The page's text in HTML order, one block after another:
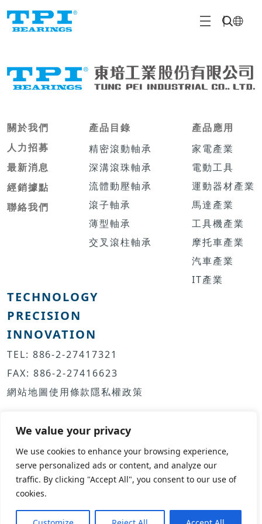
We value your privacy
We use cookies to enhance your browsing experience,
serve personalized ads or content, and analyze our
traffic. By clicking "Accept All", you consent to our use of
cookies.
關於我們
人力招募
最新消息
經銷據點
聯絡我們
產品目錄
精密滾動軸承
深溝滾珠軸承
流體動壓軸承
滾子軸承
薄型軸承
交叉滾柱軸承
產品應用
家電產業
電動工具
運動器材產業
馬達產業
工具機產業
摩托車產業
汽車產業
IT產業
TECHNOLOGY
PRECISION
INNOVATION
TEL: 886-2-27417321
FAX: 886-2-27416623
網站地圖使用條款隱私權政策
©Copyright 2022 by TPI BEARINGS All Rights Reserved. |